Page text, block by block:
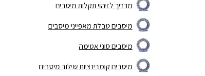
מדריך לזיהוי תקלות מיסבים
מיסבים טבלת מאפייני מיסבים
מיסבים סוגי אטימה
מיסבים קומבינציות שילוב מיסבים